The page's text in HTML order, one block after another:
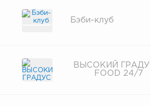
Бэби-клуб
ВЫСОКИЙ ГРАДУС
FOOD 24/7